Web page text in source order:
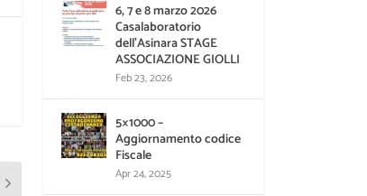
6, 7 e 8 marzo 2026
Casalaboratorio
dell’Asinara STAGE
ASSOCIAZIONE GIOLLI
Feb 23, 2026
5×1000 –
Aggiornamento codice
Fiscale
Apr 24, 2025